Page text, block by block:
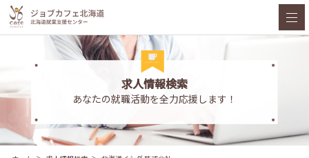
求人情報検索
あなたの就職活動を全力応援します！